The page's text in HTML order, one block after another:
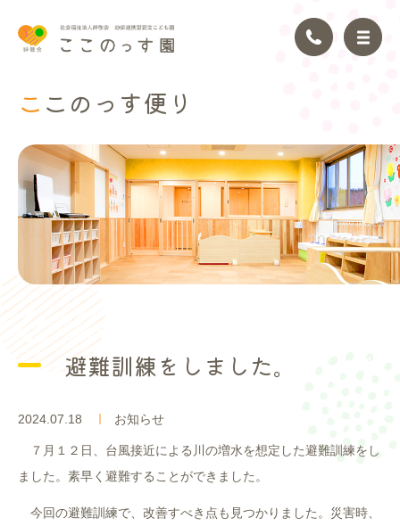
トップページ
園の理念
園の紹介
園の生活
アクセス
入園案内
採用情報
ここのっ す便り
避難訓練をしました。
2024.07.18 お知らせ
７月１２日、台風接近による川の増水を想定した避難訓練をし
ました。素早く避難することができました。
今回の避難訓練で、改善すべき点も見つかりました。災害時、